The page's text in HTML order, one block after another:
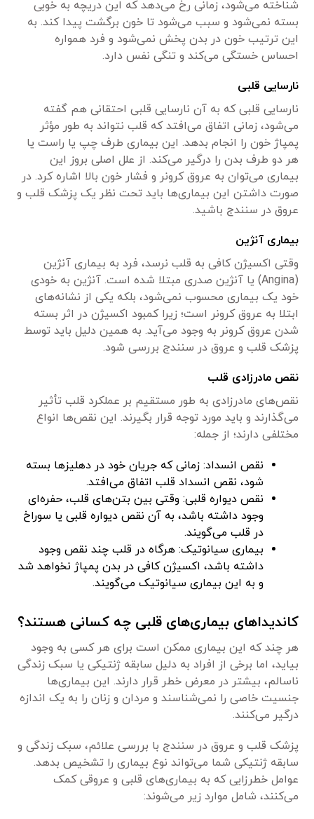
شناخته می‌شود، زمانی رخ می‌دهد که این دریچه به خوبی
بسته نمی‌شود و سبب می‌شود تا خون برگشت پیدا کند. به
این ترتیب خون در بدن پخش نمی‌شود و فرد همواره
احساس خستگی می‌کند و تنگی نفس دارد.
نارسایی قلبی
نارسایی قلبی که به آن نارسایی قلبی احتقانی هم گفته
می‌شود، زمانی اتفاق می‌افتد که قلب نتواند به طور مؤثر
پمپاژ خون را انجام بدهد. این بیماری طرف چپ یا راست یا
هر دو طرف بدن را درگیر می‌کند. از علل اصلی بروز این
بیماری می‌توان به عروق کرونر و فشار خون بالا اشاره کرد. در
صورت داشتن این بیماری‌ها باید تحت نظر یک پزشک قلب و
عروق در سنندج باشید.
بیماری آنژین
وقتی اکسیژن کافی به قلب نرسد، فرد به بیماری آنژین
(Angina) یا آنژین صدری مبتلا شده است. آنژین به خودی
خود یک بیماری محسوب نمی‌شود، بلکه یکی از نشانه‌های
ابتلا به عروق کرونر است؛ زیرا کمبود اکسیژن در اثر بسته
شدن عروق کرونر به وجود می‌آید. به همین دلیل باید توسط
پزشک قلب و عروق در سنندج بررسی شود.
نقص مادرزادی قلب
نقص‌های مادرزادی به طور مستقیم بر عملکرد قلب تأثیر
می‌گذارند و باید مورد توجه قرار بگیرند. این نقص‌ها انواع
مختلفی دارند؛ از جمله:
نقص انسداد: زمانی که جریان خود در دهلیزها بسته
شود، نقص انسداد قلب اتفاق می‌افتد.
نقص دیواره قلبی: وقتی بین بتن‌های قلب، حفره‌ای
وجود داشته باشد، به آن نقص دیواره قلبی یا سوراخ
در قلب می‌گویند.
بیماری سیانوتیک: هرگاه در قلب چند نقص وجود
داشته باشد، اکسیژن کافی در بدن پمپاژ نخواهد شد
و به این بیماری سیانوتیک می‌گویند.
کاندیداهای بیماری‌های قلبی چه کسانی هستند؟
هر چند که این بیماری ممکن است برای هر کسی به وجود
بیاید، اما برخی از افراد به دلیل سابقه ژنتیکی یا سبک زندگی
ناسالم، بیشتر در معرض خطر قرار دارند. این بیماری‌ها
جنسیت خاصی را نمی‌شناسند و مردان و زنان را به یک اندازه
درگیر می‌کنند.
پزشک قلب و عروق در سنندج با بررسی علائم، سبک زندگی و
سابقه ژنتیکی شما می‌تواند نوع بیماری را تشخیص بدهد.
عوامل خطرزایی که به بیماری‌های قلبی و عروقی کمک
می‌کنند، شامل موارد زیر می‌شوند: